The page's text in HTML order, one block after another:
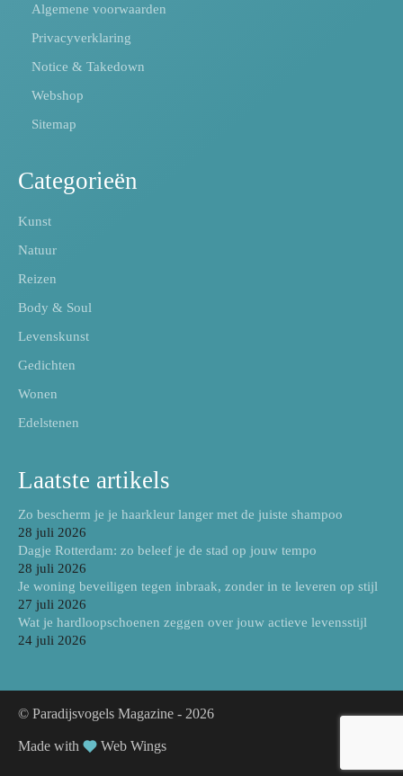
Algemene voorwaarden
Privacyverklaring
Notice & Takedown
Webshop
Sitemap
Categorieën
Kunst
Natuur
Reizen
Body & Soul
Levenskunst
Gedichten
Wonen
Edelstenen
Laatste artikels
Zo bescherm je je haarkleur langer met de juiste shampoo
28 juli 2026
Dagje Rotterdam: zo beleef je de stad op jouw tempo
28 juli 2026
Je woning beveiligen tegen inbraak, zonder in te leveren op stijl
27 juli 2026
Wat je hardloopschoenen zeggen over jouw actieve levensstijl
24 juli 2026
© Paradijsvogels Magazine - 2026
Made with Web Wings